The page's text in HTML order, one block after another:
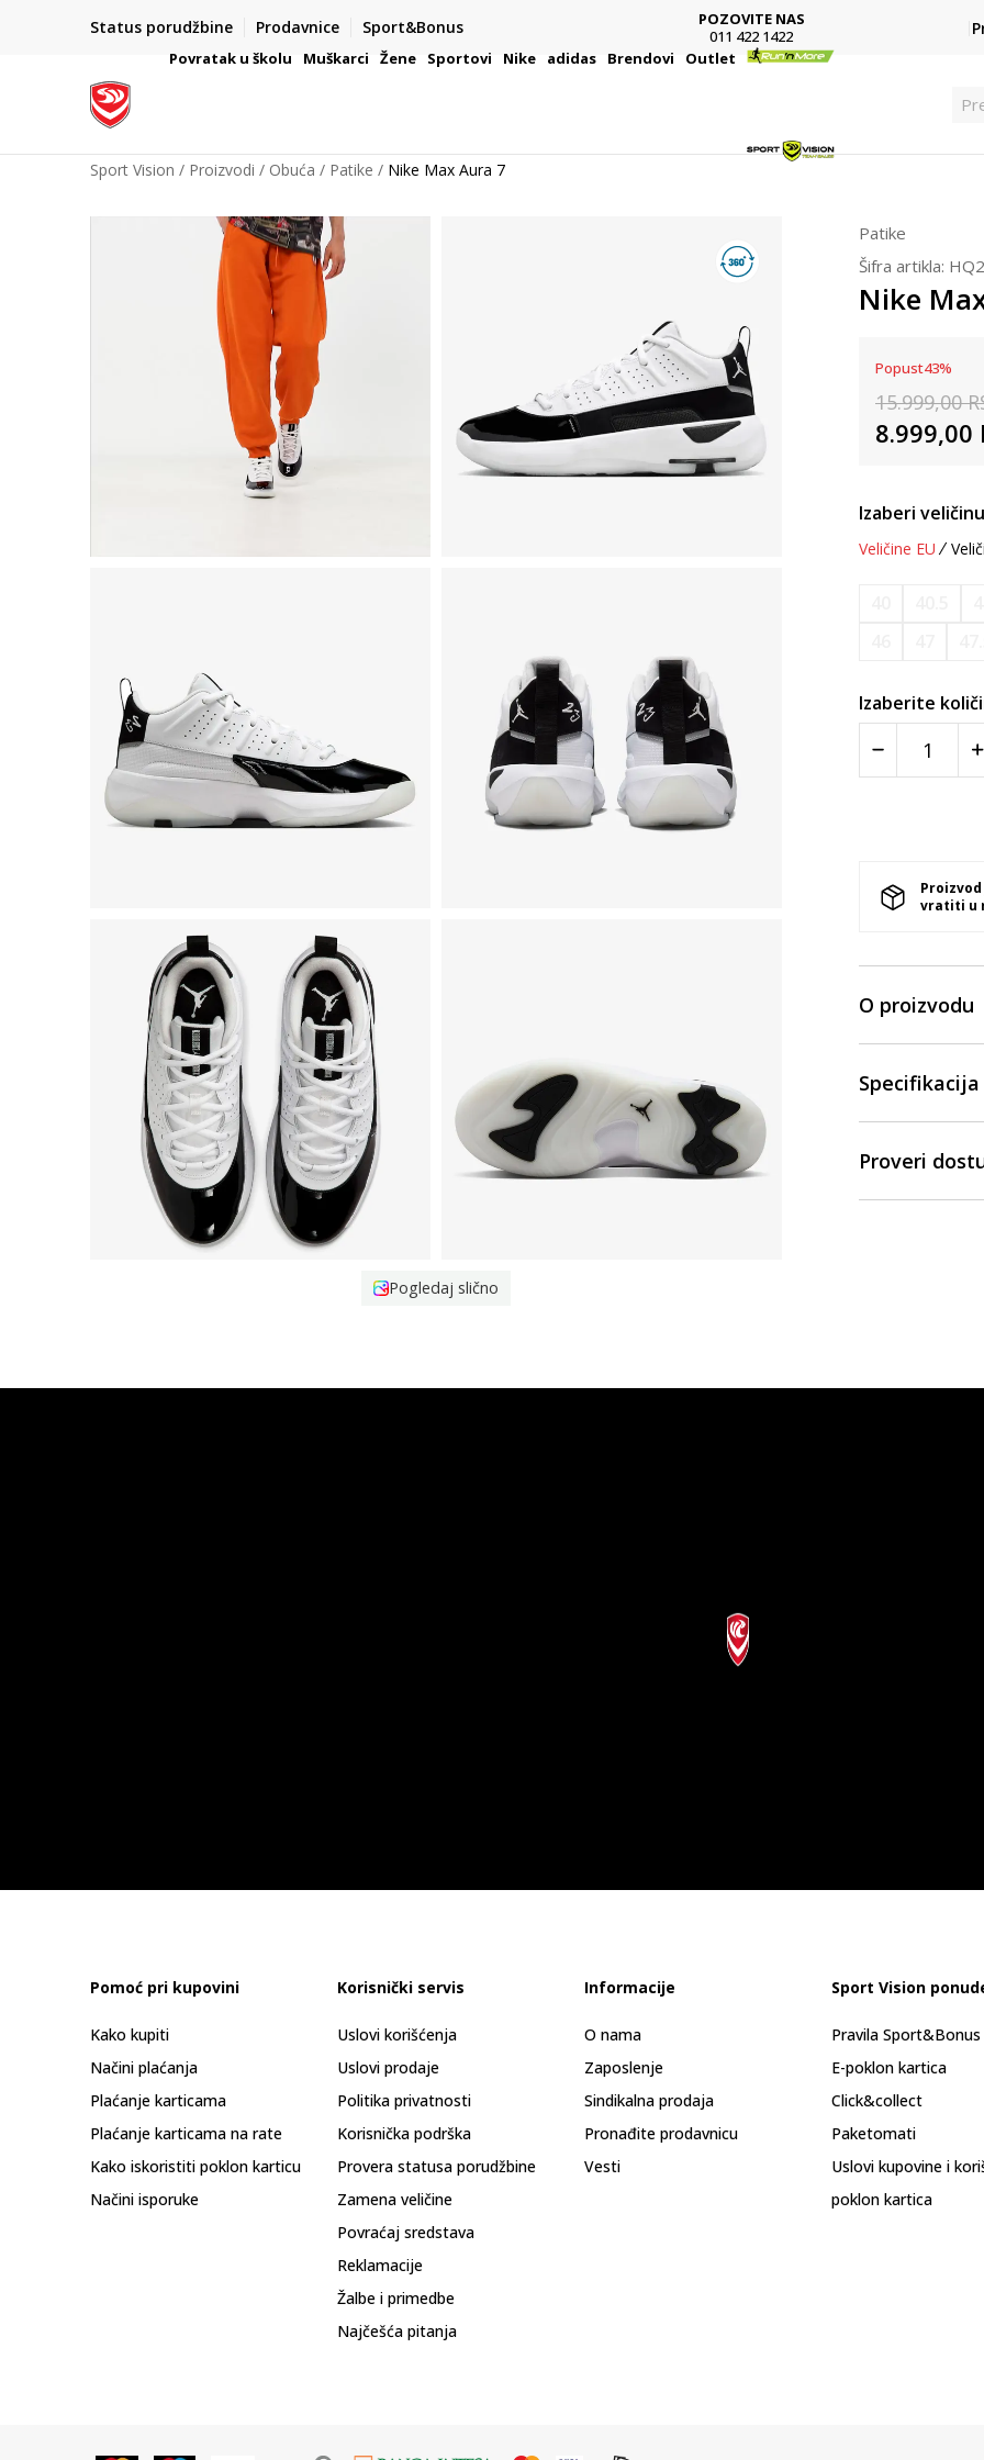
Status porudžbine Prodavnice Sport&Bonus
PLAĆANJE NA RATE
Kreditnim karticama BANCA INTESA platite na 9 rata
POZOVITE NAS
011 422 1422
Povratak u školu Muškarci Žene Sportovi Nike adidas Brendovi Outlet
Sport Vision Proizvodi Obuća Patike Nike Max Aura 7
Pogledaj slično
Patike
Šifra artikla:
Nike
Popust43%
15.999,00
8.999,00
Izaberi
Veličine EU
Izaberite
vratiti u
O proizvodu
Specifikacija
Proveri
Pomoć pri kupovini
Kako kupiti
Načini plaćanja
Plaćanje karticama
Plaćanje karticama na rate
Kako iskoristiti poklon karticu
Načini isporuke
Korisnički servis
Uslovi korišćenja
Uslovi prodaje
Politika privatnosti
Korisnička podrška
Provera statusa porudžbine
Zamena veličine
Povraćaj sredstava
Reklamacije
Žalbe i primedbe
Najčešća pitanja
Informacije
O nama
Zaposlenje
Sindikalna prodaja
Pronađite prodavnicu
Vesti
Sport Vision
Pravila
E-poklon kartica
Click&collect
Paketomati
Uslovi kupovine i
poklon kartica